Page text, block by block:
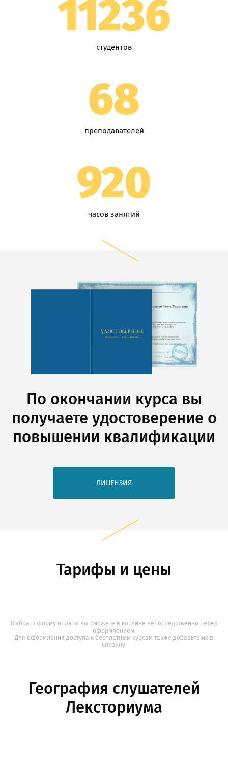
11236
студентов
68
преподавателей
920
часов занятий
По окончании курса вы
получаете удостоверение о
повышении квалификации
ЛИЦЕНЗИЯ
Тарифы и цены
Выбрать форму оплаты вы сможете в корзине непосредственно перед
оформлением.
Для оформления доступа к бесплатным курсам также добавьте их в
корзину.
География слушателей
Лексториума